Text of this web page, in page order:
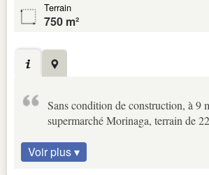
Terrain
750 m²
Sans condition de construction, à 9
supermarché Morinaga, terrain de
Voir plus ▾